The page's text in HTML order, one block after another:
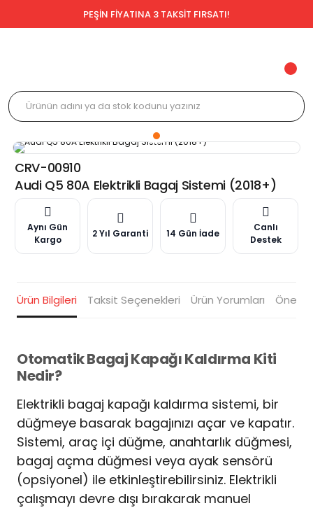
PEŞİN FİYATINA 3 TAKSİT FIRSATI!
CRV-00910
Audi Q5 80A Elektrikli Bagaj Sistemi (2018+)
Aynı Gün
Kargo
2 Yıl Garanti 14 Gün İade
Canlı
Destek
Ürün Bilgileri Taksit Seçenekleri Ürün Yorumları
Otomatik Bagaj Kapağı Kaldırma Kiti
Nedir?
Elektrikli bagaj kapağı kaldırma sistemi, bir
düğmeye basarak bagajınızı açar ve kapatır.
Sistemi, araç içi düğme, anahtarlık düğmesi,
bagaj açma düğmesi veya ayak sensörü
(opsiyonel) ile etkinleştirebilirsiniz. Elektrikli
çalışmayı devre dışı bırakarak manuel